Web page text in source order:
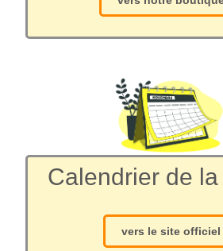
Calendrier de
vers le site officiel